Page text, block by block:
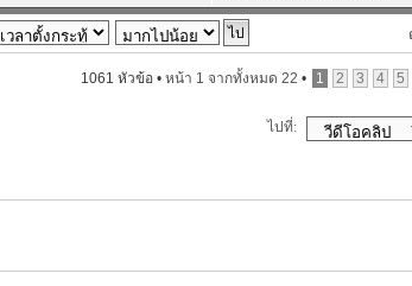
1061 หัวข้อ • หน้า 1 จากทั้งหมด 22 • 1 2 3 4 5
ไปที่: